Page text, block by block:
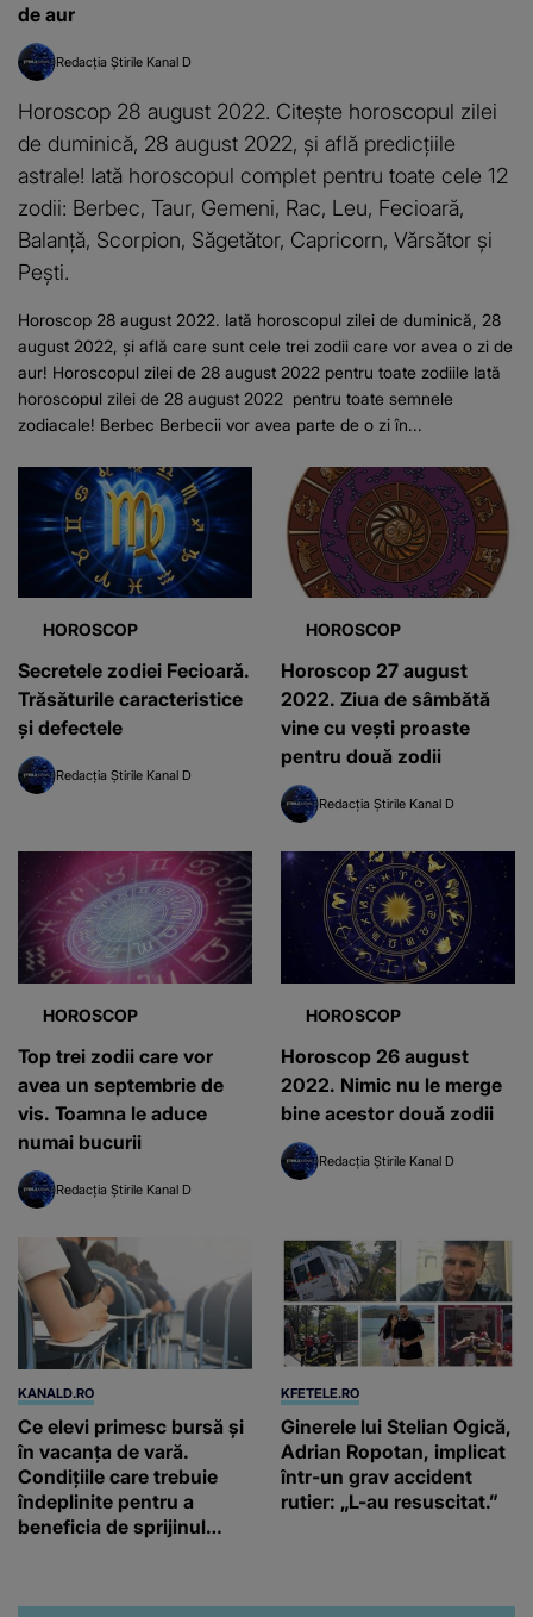
de aur
Redacția Știrile Kanal D
Horoscop 28 august 2022. Citește horoscopul zilei
de duminică, 28 august 2022, și află predicțiile
astrale! Iată horoscopul complet pentru toate cele 12
zodii: Berbec, Taur, Gemeni, Rac, Leu, Fecioară,
Balanță, Scorpion, Săgetător, Capricorn, Vărsător și
Pești.
Horoscop 28 august 2022. Iată horoscopul zilei de duminică, 28
august 2022, și află care sunt cele trei zodii care vor avea o zi de
aur! Horoscopul zilei de 28 august 2022 pentru toate zodiile Iată
horoscopul zilei de 28 august 2022 pentru toate semnele
zodiacale! Berbec Berbecii vor avea parte de o zi în...
HOROSCOP
Secretele zodiei Fecioară.
Trăsăturile caracteristice
și defectele
Redacția Știrile Kanal D
HOROSCOP
Horoscop 27 august
2022. Ziua de sâmbătă
vine cu vești proaste
pentru două zodii
Redacția Știrile Kanal D
HOROSCOP
Top trei zodii care vor
avea un septembrie de
vis. Toamna le aduce
numai bucurii
Redacția Știrile Kanal D
HOROSCOP
Horoscop 26 august
2022. Nimic nu le merge
bine acestor două zodii
Redacția Știrile Kanal D
KANALD.RO
Ce elevi primesc bursă și
în vacanța de vară.
Condițiile care trebuie
îndeplinite pentru a
beneficia de sprijinul
KFETELE.RO
Ginerele lui Stelian Ogică,
Adrian Ropotan, implicat
într-un grav accident
rutier: „L-au resuscitat.”